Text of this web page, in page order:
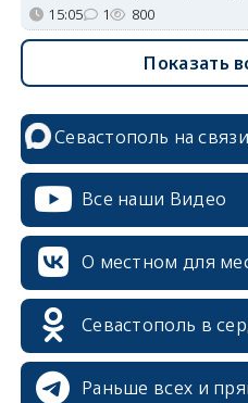
15:05 1 800
Показать
Севастополь на связи
Все наши Видео
О местном для
Севастополь в
Раньше всех и